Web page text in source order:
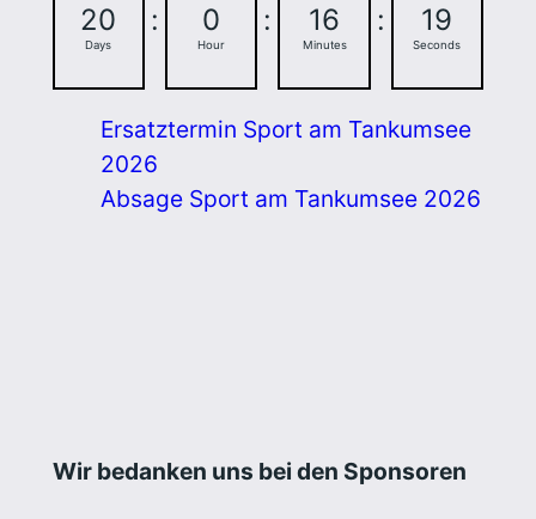
20
Days
: 0
Hour
: 16
Minutes
: 18
Seconds
Ersatztermin Sport am Tankumsee
2026
Absage Sport am Tankumsee 2026
Wir bedanken uns bei den Sponsoren